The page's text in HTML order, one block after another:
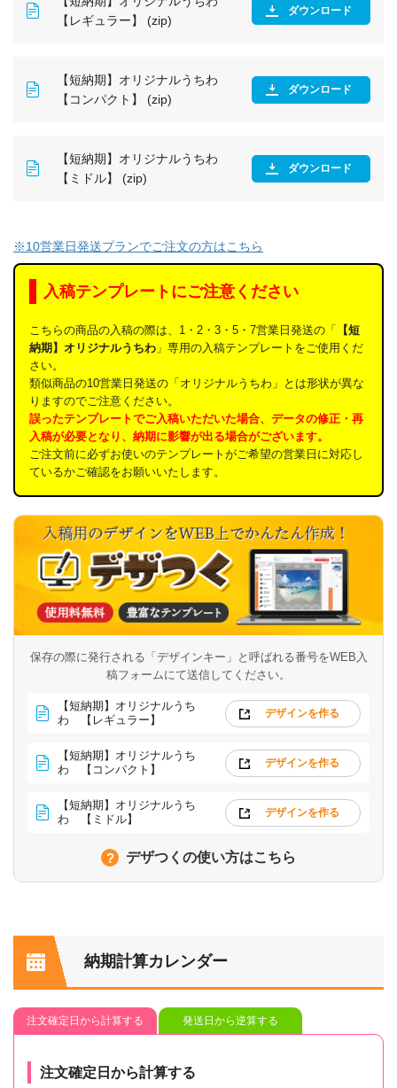
【レギュラー】 (zip)
ダウンロード
【短納期】オリジナルうちわ
【コンパクト】 (zip)
ダウンロード
【短納期】オリジナルうちわ
【ミドル】 (zip)
ダウンロード
※10営業日発送プランでご注文の方はこちら
入稿テンプレートにご注意ください
こちらの商品の入稿の際は、1・2・3・5・7営業日発送の「
【短
納期】オリジナルうちわ 」専用の入稿テンプレートをご使用くだ
さい。
類似商品の10営業日発送の「オリジナルうちわ」とは形状が異な
りますのでご注意ください。
誤ったテンプレートでご入稿いただいた場合、データの修正・再
入稿が必要となり、納期に影響が出る場合がございます。
ご注文前に必ずお使いのテンプレートがご希望の営業日に対応し
ているかご確認をお願いいたします。
保存の際に発行される「デザインキー」と呼ばれる番号をWEB入
稿フォームにて送信してください。
【短納期】オリジナルうち
わ 【レギュラー】
デザインを作る
【短納期】オリジナルうち
わ 【コンパクト】
デザインを作る
【短納期】オリジナルうち
わ 【ミドル】
デザインを作る
デザつくの使い方はこちら
納期計算カレンダー
注文確定日から計算する 発送日から逆算する
注文確定日から計算する